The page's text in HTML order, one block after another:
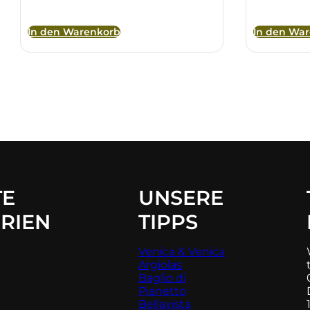
In den Warenkorb In den
UNSERE
TIPPS
Venica & Venica
Argiolas
Baglio di
Pianetto
Bellavista